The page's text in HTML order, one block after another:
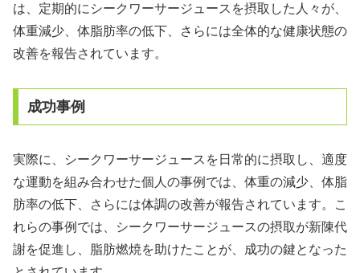
は、定期的にシークワーサージュースを摂取した人々が、
体重減少、体脂肪率の低下、さらには全体的な健康状態の
改善を報告されています。
成功事例
実際に、シークワーサージュースを日常的に摂取し、適度
な運動を組み合わせた個人の事例では、体重の減少、体脂
肪率の低下、さらには体調の改善が報告されています。こ
れらの事例では、シークワーサージュースの摂取が新陳代
謝を促進し、脂肪燃焼を助けたことが、成功の鍵となった